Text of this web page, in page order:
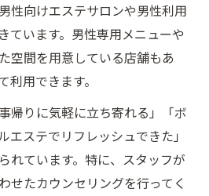
性向けエステサロンや男性利用
ています。男性専用メニューや
空間を用意している店舗もあ
利用できます。
帰りに気軽に立ち寄れる」「ボ
エステでリフレッシュできた」
れています。特に、スタッフが
せたカウンセリングを行ってく